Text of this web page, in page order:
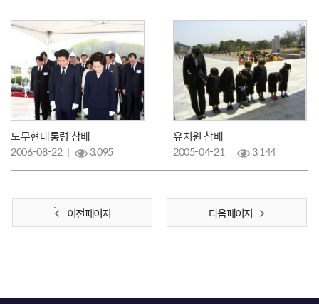
노무현대통령 참배
2006-08-22
3,095
유치원 참배
2005-04-21
3,144
이전 페이지 다음 페이지